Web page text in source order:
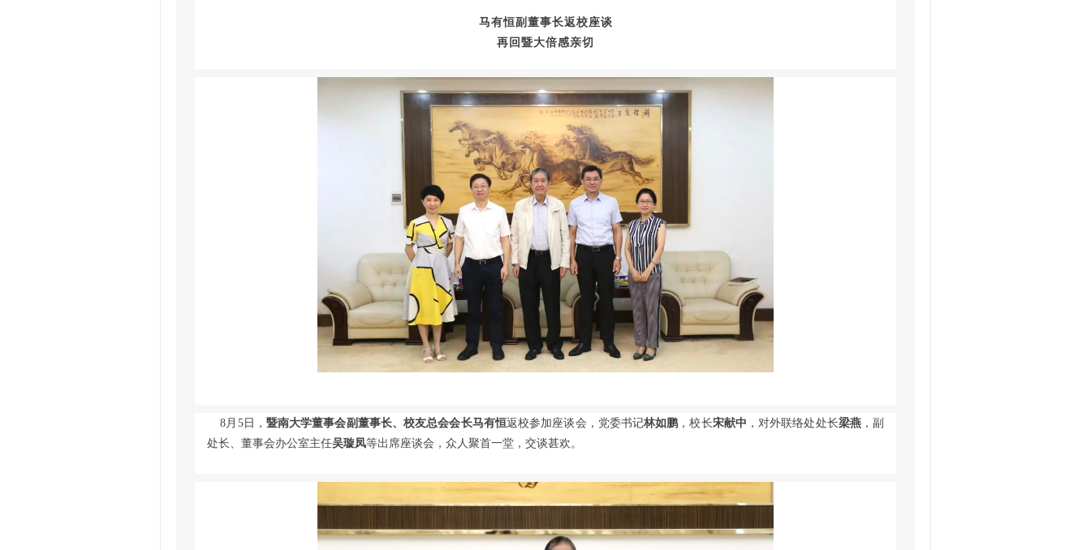
马有恒副董事长返校座谈
再回暨大倍感亲切
8月5日， 暨南大学董事会副董事长、校友总会会长马有恒返校参加座谈会，党委书记林如鹏 ，校长宋献中 ，对外联络处处长梁燕，副
处长、董事会办公室主任吴璇凤等出席座谈会，众人聚首一堂，交谈甚欢。